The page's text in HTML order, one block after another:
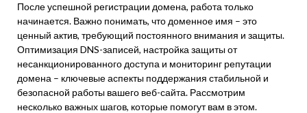
После успешной регистрации домена, работа только
начинается. Важно понимать, что доменное имя – это
ценный актив, требующий постоянного внимания и защиты.
Оптимизация DNS-записей, настройка защиты от
несанкционированного доступа и мониторинг репутации
домена – ключевые аспекты поддержания стабильной и
безопасной работы вашего веб-сайта. Рассмотрим
несколько важных шагов, которые помогут вам в этом.